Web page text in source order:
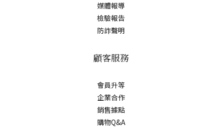
媒體報導
檢驗報告
防詐聲明
顧客服務
會員升等
企業合作
銷售據點
購物Q&A